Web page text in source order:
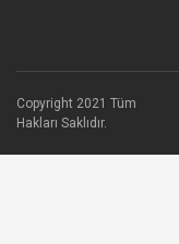
Copyright 2021 Tüm
Hakları Saklıdır.